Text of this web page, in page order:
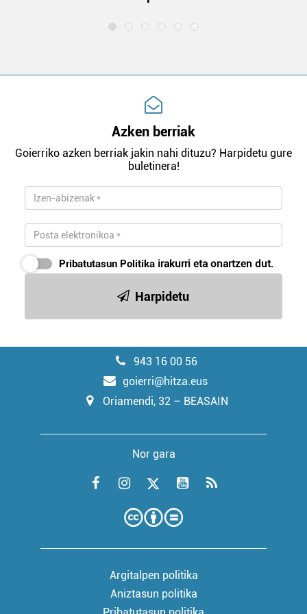
Azken berriak
Goierriko azken berriak jakin nahi dituzu? Harpidetu gure
buletinera!
Pribatutasun Politika irakurri eta onartzen dut.
Harpidetu
943 16 00 56
goierri@hitza.eus
Oriamendi, 32 – BEASAIN
Nor gara
Argitalpen politika
Aniztasun politika